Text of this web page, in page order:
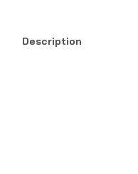
Description